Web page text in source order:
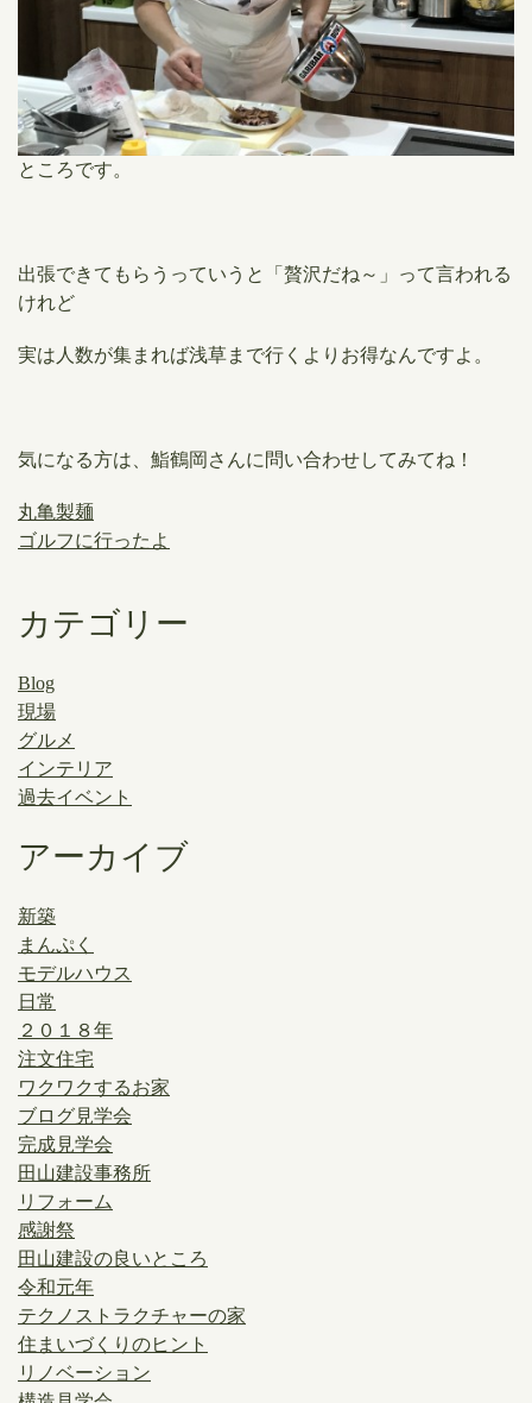
ところです。
出張できてもらうっていうと「贅沢だね～」って言われる
けれど
実は人数が集まれば浅草まで行くよりお得なんですよ。
気になる方は、鮨鶴岡さんに問い合わせしてみてね！
丸亀製麺
ゴルフに行ったよ
カテゴリー
Blog
現場
グルメ
インテリア
過去イベント
アーカイブ
新築
まんぷく
モデルハウス
日常
２０１８年
注文住宅
ワクワクするお家
ブログ見学会
完成見学会
田山建設事務所
リフォーム
感謝祭
田山建設の良いところ
令和元年
テクノストラクチャーの家
住まいづくりのヒント
リノベーション